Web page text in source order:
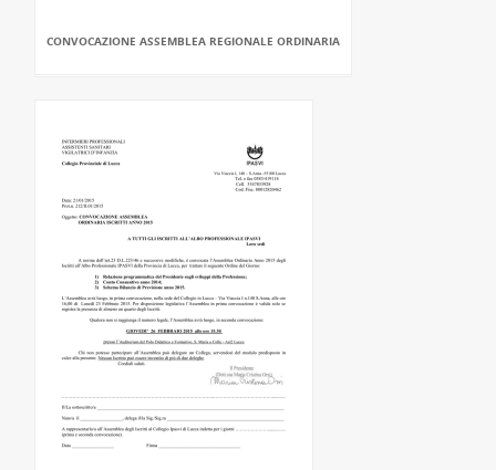
CONVOCAZIONE ASSEMBLEA REGIONALE ORDINARIA